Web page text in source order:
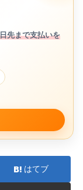
先まで支払いを
はてブ